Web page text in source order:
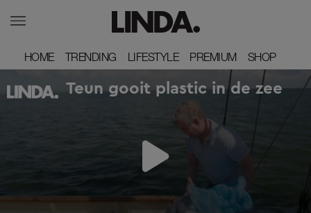
HOME
HOME TRENDING
TRENDING LIFESTYLE
LIFESTYLE PREMIUM
PREMIUM SHOP
SHOP